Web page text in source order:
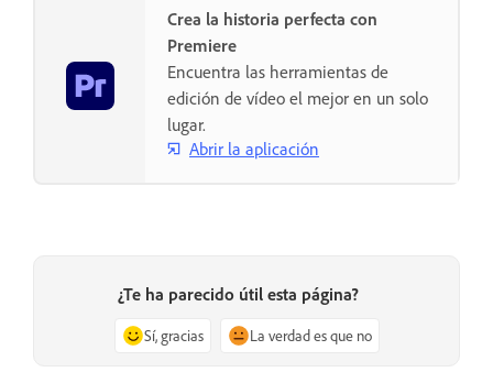
Crea la historia perfecta con
Premiere
Encuentra las herramientas de
edición de vídeo el mejor en un solo
lugar.
Abrir la aplicación
¿Te ha parecido útil esta página?
Sí, gracias La verdad es que no